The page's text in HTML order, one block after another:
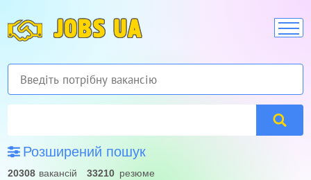
JOBS UA
Розширений пошук
20308 вакансій 33210 резюме